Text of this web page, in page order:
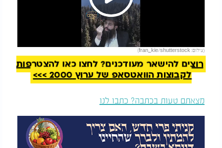
Play
Video
(צילום: fran_kie/shutterstock)
להמשך קריאה
רוצים להישאר מעודכנים? לחצו כאן להצטרפות
לקבוצות הוואטסאפ של ערוץ 2000 >>>
מצאתם טעות בכתבה? כתבו לנו